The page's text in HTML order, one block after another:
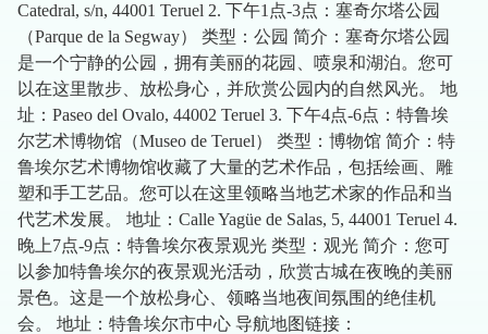
Catedral, s/n, 44001 Teruel 2. 下午1点-3点：塞奇尔塔公园
（Parque de la Segway） 类型：公园 简介：塞奇尔塔公园
是一个宁静的公园，拥有美丽的花园、喷泉和湖泊。您可
以在这里散步、放松身心，并欣赏公园内的自然风光。 地
址：Paseo del Ovalo, 44002 Teruel 3. 下午4点-6点：特鲁埃
尔艺术博物馆（Museo de Teruel） 类型：博物馆 简介：特
鲁埃尔艺术博物馆收藏了大量的艺术作品，包括绘画、雕
塑和手工艺品。您可以在这里领略当地艺术家的作品和当
代艺术发展。 地址：Calle Yagüe de Salas, 5, 44001 Teruel 4.
晚上7点-9点：特鲁埃尔夜景观光 类型：观光 简介：您可
以参加特鲁埃尔的夜景观光活动，欣赏古城在夜晚的美丽
景色。这是一个放松身心、领略当地夜间氛围的绝佳机
会。 地址：特鲁埃尔市中心 导航地图链接：